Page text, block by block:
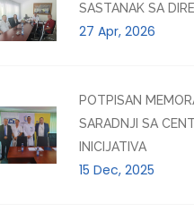
SASTANAK SA
27 Apr, 2026
POTPISAN
SARADNJI SA
INICIJATIVA
15 Dec, 2025